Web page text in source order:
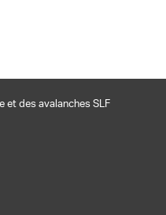
et des avalanches SLF